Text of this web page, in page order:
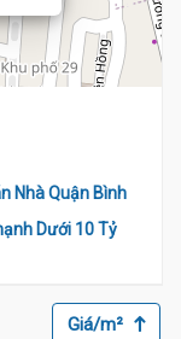
Nhà Quận Bình
Dưới 10 Tỷ
Giá/m²